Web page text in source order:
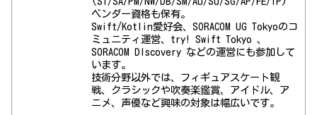
ベンダー資格も保有。
Swift/Kotlin愛好会、SORACOM UG Tokyoのコ
ミュニティ運営、try! Swift Tokyo 、
SORACOM DIscovery などの運営にも参加して
います。
技術分野以外では、フィギュアスケート観
戦、クラシックや吹奏楽鑑賞、アイドル、ア
ニメ、声優など興味の対象は幅広いです。